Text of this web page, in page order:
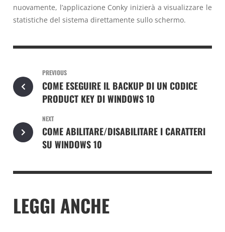
nuovamente, l’applicazione Conky inizierà a visualizzare le
statistiche del sistema direttamente sullo schermo.
PREVIOUS
COME ESEGUIRE IL BACKUP DI UN CODICE
PRODUCT KEY DI WINDOWS 10
NEXT
COME ABILITARE/DISABILITARE I CARATTERI
SU WINDOWS 10
LEGGI ANCHE